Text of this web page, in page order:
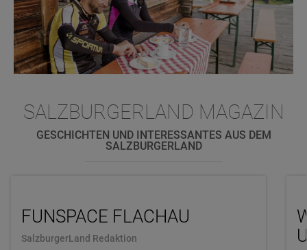
SALZBURGERLAND MAGAZIN
GESCHICHTEN UND INTERESSANTES AUS DEM
SALZBURGERLAND
FUNSPACE FLACHAU
SalzburgerLand Redaktion